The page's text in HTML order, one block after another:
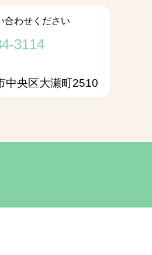
合わせください
3114
中央区大瀬町2510